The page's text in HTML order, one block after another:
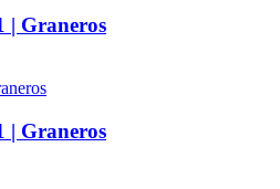
| Graneros
| Graneros